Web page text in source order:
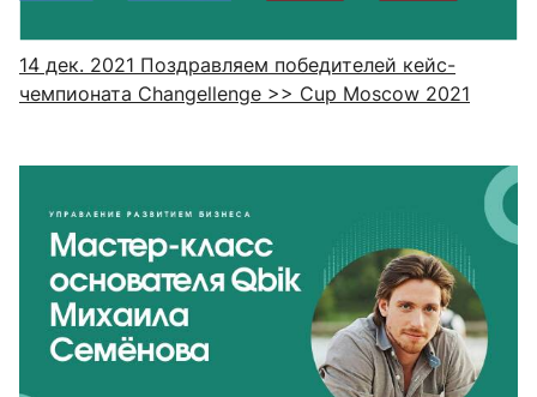
14 дек. 2021 Поздравляем победителей кейс-
чемпионата Changellenge >> Cup Moscow 2021